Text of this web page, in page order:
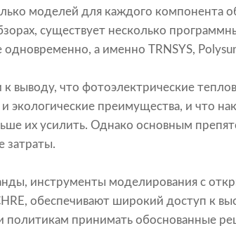
моделей для каждого компонента
существует несколько
а именно TRNSYS,
выводу, что фотоэлектрические
экологические преимущества, и что
их усилить. Однако основным
затраты.
инструменты моделирования с
обеспечивают широкий доступ к
политикам принимать обоснованные